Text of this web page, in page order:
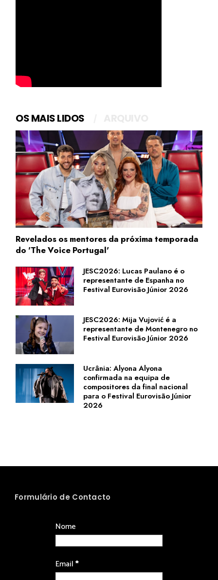
OS MAIS LIDOS
Revelados os mentores da próxima temporada
do 'The Voice Portugal'
JESC2026: Lucas Paulano é o
representante de Espanha no
Festival Eurovisão Júnior 2026
JESC2026: Mija Vujović é a
representante de Montenegro no
Festival Eurovisão Júnior 2026
Ucrânia: Alyona Alyona
confirmada na equipa de
compositores da final nacional
para o Festival Eurovisão Júnior
2026
Formulário de Contacto
Nome
Email*